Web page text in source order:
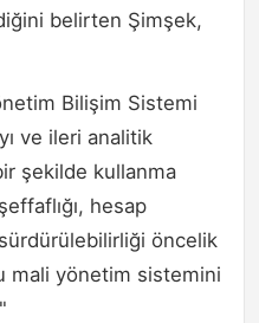
belirten Şimşek,
Bilişim Sistemi
ve ileri analitik
şekilde kullanma
hesap
öncelik
mali yönetim sistemini